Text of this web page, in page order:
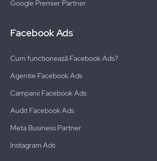
Google Premier Partner
Facebook Ads
Cum functionează Facebook Ads?
Agentie Facebook Ads
Campanii Facebook Ads
Audit Facebook Ads
Meta Business Partner
Instagram Ads